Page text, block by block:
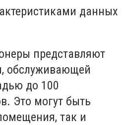
данных
представляют
обслуживающей
до 100
Это могут быть
так и